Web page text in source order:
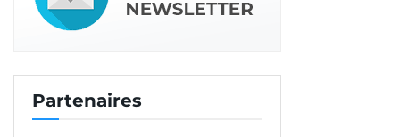
média
par l’OPPBTP, avec la collaboration de l’agence
Comptoirs.
Partenaires